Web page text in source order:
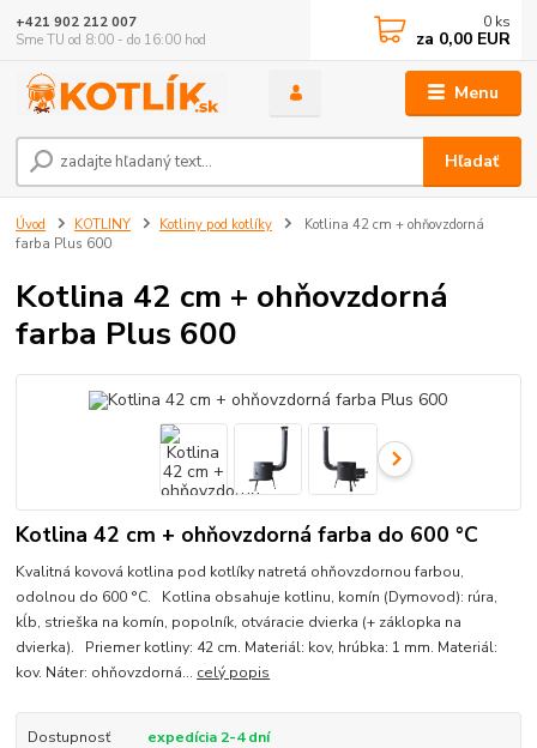
Menu
Hľadať
+421 902 212 007
Sme TU od 8:00 - do 16:00 hod
0 ks
za 0,00 EUR
Úvod KOTLINY Kotliny pod kotlíky
Kotlina 42 cm + ohňovzdorná
farba Plus 600
Kotlina 42 cm + ohňovzdorná
farba Plus 600
Kotlina 42 cm + ohňovzdorná farba do 600 °C
Kvalitná kovová kotlina pod kotlíky natretá ohňovzdornou farbou,
odolnou do 600 °C. Kotlina obsahuje kotlinu, komín (Dymovod): rúra,
kĺb, strieška na komín, popolník, otváracie dvierka (+ záklopka na
dvierka). Priemer kotliny: 42 cm. Materiál: kov, hrúbka: 1 mm. Materiál:
kov. Náter: ohňovzdorná... celý popis
Dostupnosť expedícia 2-4 dní